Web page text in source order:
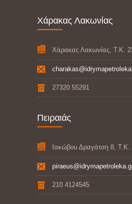
Χάρακας Λακωνίας
Χάρακας Λακωνίας, Τ.Κ.
27320 55291
Πειραιάς
Ιακώβου Δραγάτση 8, Τ.Κ.
210 4124545